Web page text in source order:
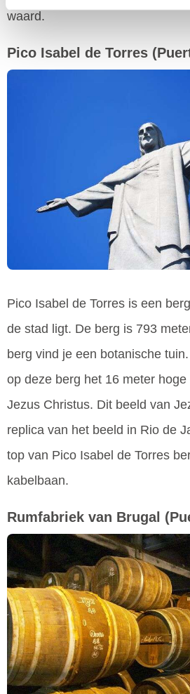
waard.
Pico Isabel de Torres
Pico Isabel de Torres is een
de stad ligt. De berg is 793
berg vind je een botanische
op deze berg het 16 meter
Jezus Christus. Dit beeld van
replica van het beeld in Rio de
top van Pico Isabel de Torres
kabelbaan.
Rumfabriek van Brugal